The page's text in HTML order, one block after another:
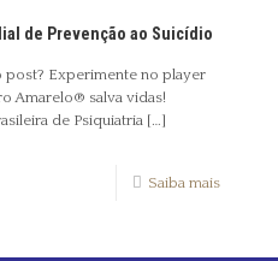
de Prevenção ao Suicídio
post? Experimente no player
Amarelo® salva vidas!
de Psiquiatria […]
Saiba mais